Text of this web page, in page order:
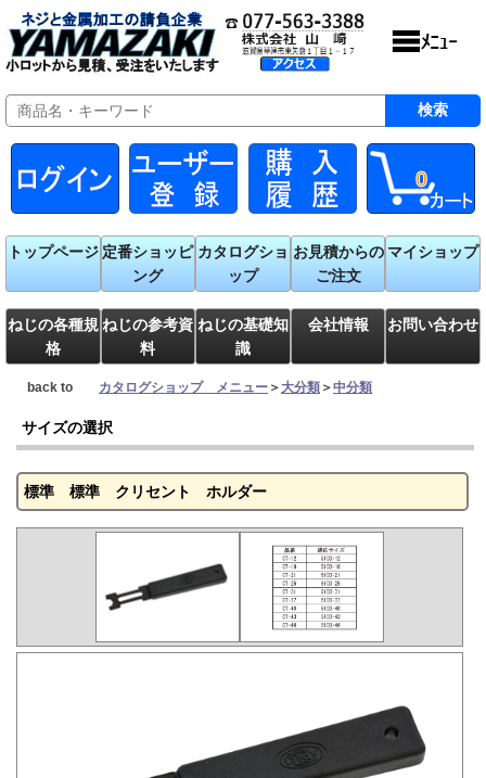
0
トップページ 定番ショッピ
ング
カタログショ
ップ
お見積からの
ご注文
マイショップ
ねじの各種規
格
ねじの参考資
料
ねじの基礎知
識
会社情報 お問い合わせ
back to カタログショップ メニュー ＞大分類 ＞中分類
サイズの選択
標準 標準 クリセント ホルダー